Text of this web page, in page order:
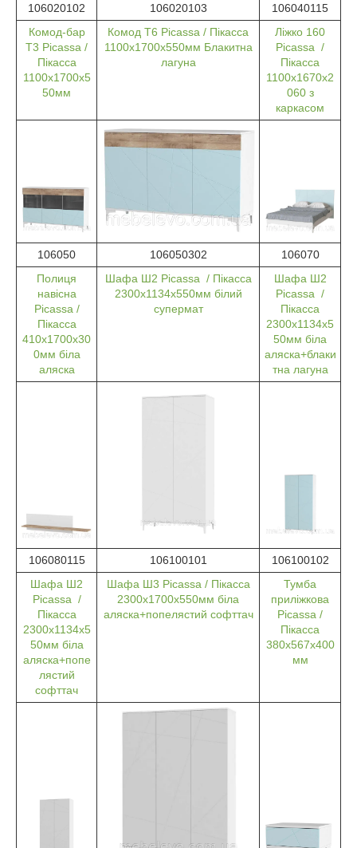
106020102 106020103
106040115
Комод-бар
Т3 Picassa /
Пікасса
1100x1700x5
50мм
Комод T6 Picassa / Пікасса
1100x1700x550мм Блакитна
лагуна
Ліжко 160
Picassa /
Пікасса
1100x1670x2
060 з
каркасом
106050 106050302
106070
Полиця
навісна
Picassa /
Пікасса
410x1700x30
0мм біла
аляска
Шафа Ш2 Picassa / Пікасса
2300x1134x550мм білий
супермат
Шафа Ш2
Picassa /
Пікасса
2300x1134x5
50мм біла
аляска+блаки
тна лагуна
106080115 106100101
106100102
Шафа Ш2
Picassa /
Пікасса
2300x1134x5
50мм біла
аляска+попе
лястий
софттач
Шафа Ш3 Picassa / Пікасса
2300x1700x550мм біла
аляска+попелястий софттач
Тумба
приліжкова
Picassa /
Пікасса
380x567x400
мм